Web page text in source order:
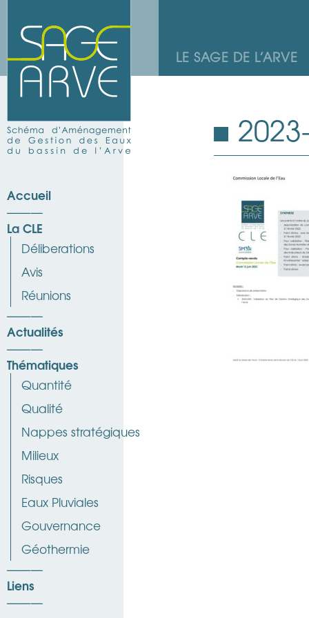
LE SAGE DE L’ARVE
Accueil
La CLE
Déliberations
Avis
Réunions
Actualités
Thématiques
Quantité
Qualité
Nappes stratégiques
Milieux
Risques
Eaux Pluviales
Gouvernance
Géothermie
Liens